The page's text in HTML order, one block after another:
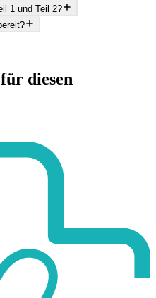
1 und Teil 2?
diesen